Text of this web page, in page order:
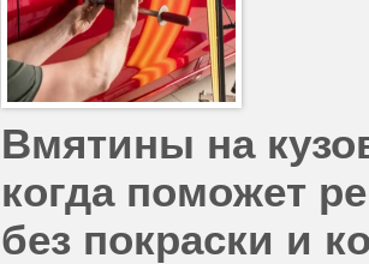
Вмятины на
когда поможет
без покраски и